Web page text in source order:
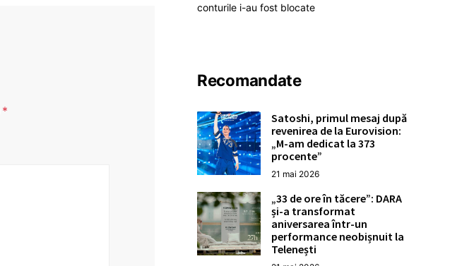
*
conturile i-au fost blocate
Recomandate
Satoshi, primul mesaj după
revenirea de la Eurovision:
„M-am dedicat la 373
procente”
21 mai 2026
„33 de ore în tăcere”: DARA
și-a transformat
aniversarea într-un
performance neobișnuit la
Telenești